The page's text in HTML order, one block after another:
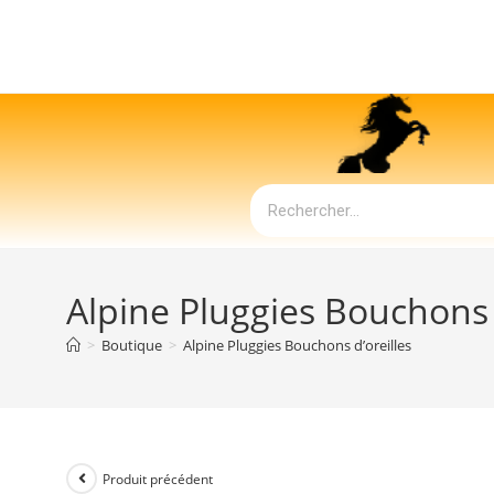
Alpine Pluggies Bouchons
> Boutique > Alpine Pluggies Bouchons d’oreilles
Produit précédent